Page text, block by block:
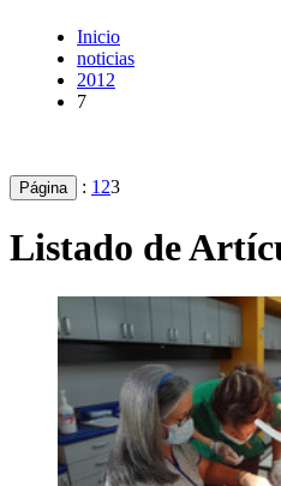
Inicio
noticias
2012
7
Página : 1 23
Listado de